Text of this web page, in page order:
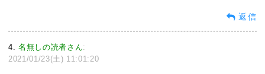
返信
4 名無しの読者さん:
2021/01/23(土) 11:01:20